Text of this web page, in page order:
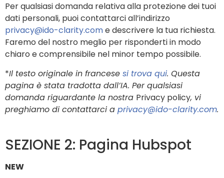
Per qualsiasi domanda relativa alla protezione dei tuoi
dati personali, puoi contattarci all’indirizzo
privacy@ido-clarity.come descrivere la tua richiesta.
Faremo del nostro meglio per risponderti in modo
chiaro e comprensibile nel minor tempo possibile.
*Il testo originale in francese si trova qui. Questa
pagina è stata tradotta dall’IA. Per qualsiasi
domanda riguardante la nostra Privacy policy, vi
preghiamo di contattarci a privacy@ido-clarity.com.
SEZIONE 2: Pagina Hubspot
NEW